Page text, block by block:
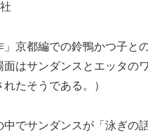
京都編での鈴鴨かつ子と
面はサンダンスとエッタの
たそうである。）
中でサンダンスが「泳ぎの